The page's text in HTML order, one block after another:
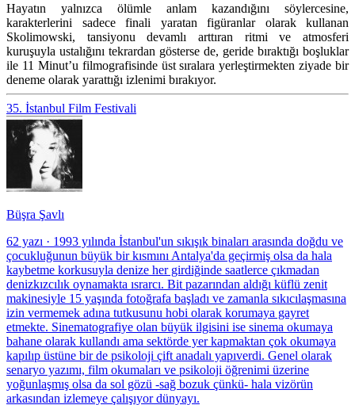
Hayatın yalnızca ölümle anlam kazandığını söylercesine,
karakterlerini sadece finali yaratan figüranlar olarak kullanan
Skolimowski, tansiyonu devamlı arttıran ritmi ve atmosferi
kuruşuyla ustalığını tekrardan gösterse de, geride bıraktığı boşluklar
ile 11 Minut’u filmografisinde üst sıralara yerleştirmekten ziyade bir
deneme olarak yarattığı izlenimi bırakıyor.
35. İstanbul Film Festivali
Büşra Şavlı
62 yazı · 1993 yılında İstanbul'un sıkışık binaları arasında doğdu ve
çocukluğunun büyük bir kısmını Antalya'da geçirmiş olsa da hala
kaybetme korkusuyla denize her girdiğinde saatlerce çıkmadan
denizkızcılık oynamakta ısrarcı. Bit pazarından aldığı küflü zenit
makinesiyle 15 yaşında fotoğrafa başladı ve zamanla sıkıcılaşmasına
izin vermemek adına tutkusunu hobi olarak korumaya gayret
etmekte. Sinematografiye olan büyük ilgisini ise sinema okumaya
bahane olarak kullandı ama sektörde yer kapmaktan çok okumaya
kapılıp üstüne bir de psikoloji çift anadalı yapıverdi. Genel olarak
senaryo yazımı, film okumaları ve psikoloji öğrenimi üzerine
yoğunlaşmış olsa da sol gözü -sağ bozuk çünkü- hala vizörün
arkasından izlemeye çalışıyor dünyayı.